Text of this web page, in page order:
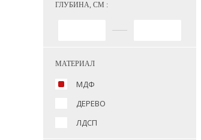
ГЛУБИНА, СМ :
МАТЕРИАЛ
МДФ
ДЕРЕВО
ЛДСП